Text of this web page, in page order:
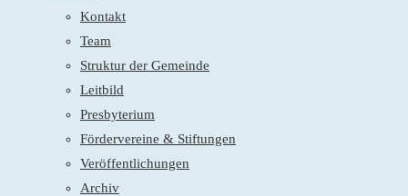
Kontakt
Team
Struktur der Gemeinde
Leitbild
Presbyterium
Fördervereine & Stiftungen
Veröffentlichungen
Archiv